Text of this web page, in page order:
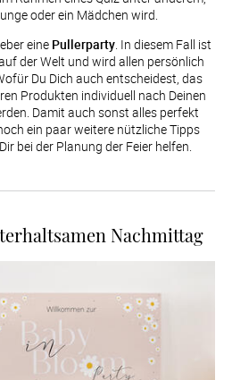
oder ein Mädchen wird.
eine Pullerparty. In diesem Fall ist
der Welt und wird allen persönlich
Du Dich auch entscheidest, das
Produkten individuell nach Deinen
Damit auch sonst alles perfekt
ein paar weitere nützliche Tipps
bei der Planung der Feier helfen.
Nachmittag